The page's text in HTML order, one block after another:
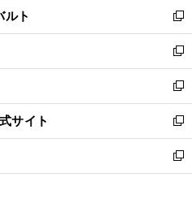
く
で
開
く
ド
ウ
で
開
く
ィ
ン
ド
ウ
で
開
く
ト
新
し
い
ウ
ィ
ン
ド
ウ
で
開
新
し
い
ウ
ィ
ン
ド
ウ
新
し
い
ウ
ィ
ン
サイト
新
し
い
ウ
新
し